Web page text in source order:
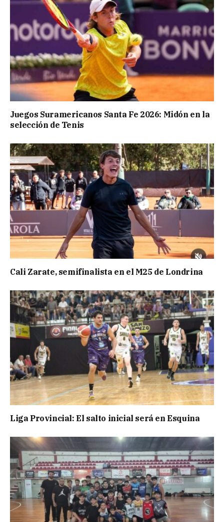
Juegos Suramericanos Santa Fe 2026: Midón en la
selección de Tenis
Cali Zarate, semifinalista en el M25 de Londrina
Liga Provincial: El salto inicial será en Esquina